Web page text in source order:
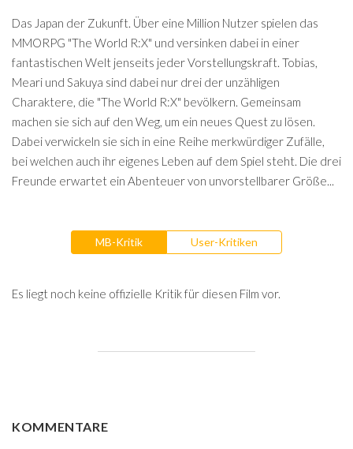
Das Japan der Zukunft. Über eine Million Nutzer spielen das
MMORPG "The World R:X" und versinken dabei in einer
fantastischen Welt jenseits jeder Vorstellungskraft. Tobias,
Meari und Sakuya sind dabei nur drei der unzähligen
Charaktere, die "The World R:X" bevölkern. Gemeinsam
machen sie sich auf den Weg, um ein neues Quest zu lösen.
Dabei verwickeln sie sich in eine Reihe merkwürdiger Zufälle,
bei welchen auch ihr eigenes Leben auf dem Spiel steht. Die drei
Freunde erwartet ein Abenteuer von unvorstellbarer Größe...
MB-Kritik User-Kritiken
Es liegt noch keine offizielle Kritik für diesen Film vor.
KOMMENTARE